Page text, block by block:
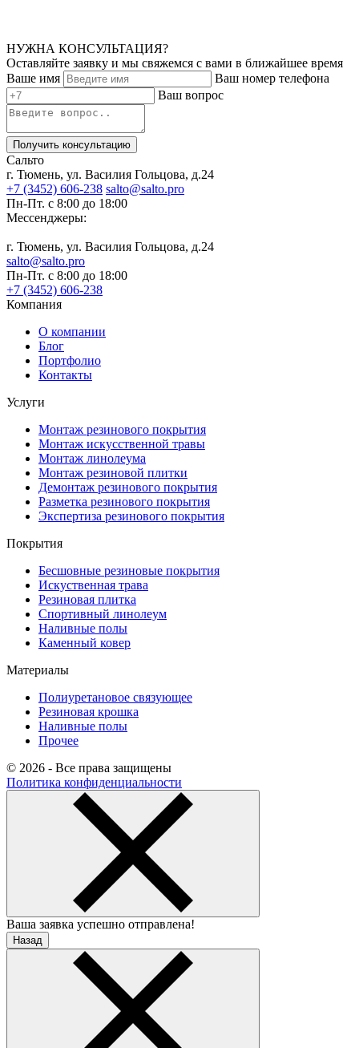
НУЖНА КОНСУЛЬТАЦИЯ?
Оставляйте заявку и мы свяжемся с вами в ближайшее время
Ваше имя
Ваш номер телефона
Ваш вопрос
Получить консультацию
Сальто
г. Тюмень, ул. Василия Гольцова, д.24
+7 (3452) 606-238 salto@salto.pro
Пн-Пт. с 8:00 до 18:00
Мессенджеры:
г. Тюмень, ул. Василия Гольцова, д.24
salto@salto.pro
Пн-Пт. с 8:00 до 18:00
+7 (3452) 606-238
Компания
О компании
Блог
Портфолио
Контакты
Услуги
Монтаж резинового покрытия
Монтаж искусственной травы
Монтаж линолеума
Монтаж резиновой плитки
Демонтаж резинового покрытия
Разметка резинового покрытия
Экспертиза резинового покрытия
Покрытия
Бесшовные резиновые покрытия
Искуственная трава
Резиновая плитка
Спортивный линолеум
Наливные полы
Каменный ковер
Материалы
Полиуретановое связующее
Резиновая крошка
Наливные полы
Прочее
© 2026 - Все права защищены
Политика конфиденциальности
Ваша заявка успешно отправлена!
Назад